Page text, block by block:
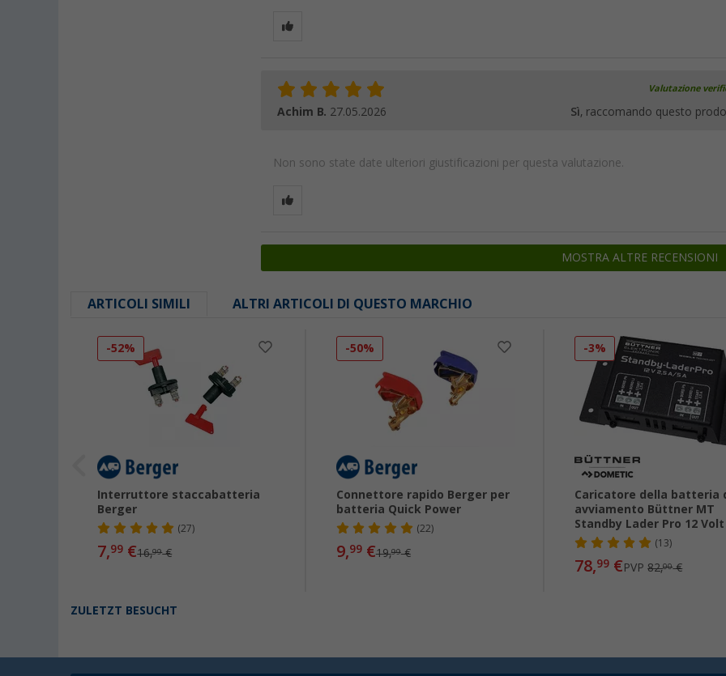
Valutazione
Achim B. 27.05.2026 Sì, raccomando questo
Non sono state date ulteriori giustificazioni per questa valutazione.
MOSTRA ALTRE RECENSIONI
ARTICOLI SIMILI ALTRI ARTICOLI DI QUESTO MARCHIO
-52%
Interruttore staccabatteria
Berger
(27)
7,99 €16,99€
-50%
Connettore rapido Berger per
batteria Quick Power
(22)
9,99€19,99€
-3%
Caricatore della batteria
avviamento Büttner MT
Standby Lader Pro 12 Volt
(13)
78,99 €PVP82,00€
ZULETZT BESUCHT